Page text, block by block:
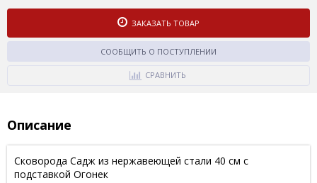
ЗАКАЗАТЬ ТОВАР
СООБЩИТЬ О ПОСТУПЛЕНИИ
СРАВНИТЬ
Описание
Сковорода Садж из нержавеющей стали 40 см с
подставкой Огонек